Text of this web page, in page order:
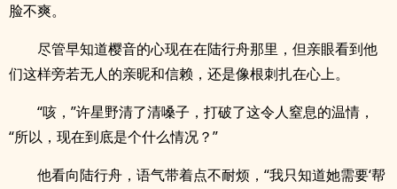
脸不爽。
尽管早知道樱音的心现在在陆行舟那里，但亲眼看到他
们这样旁若无人的亲昵和信赖，还是像根刺扎在心上。
“咳，”许星野清了清嗓子，打破了这令人窒息的温情，
“所以，现在到底是个什么情况？”
他看向陆行舟，语气带着点不耐烦，“我只知道她需要‘帮